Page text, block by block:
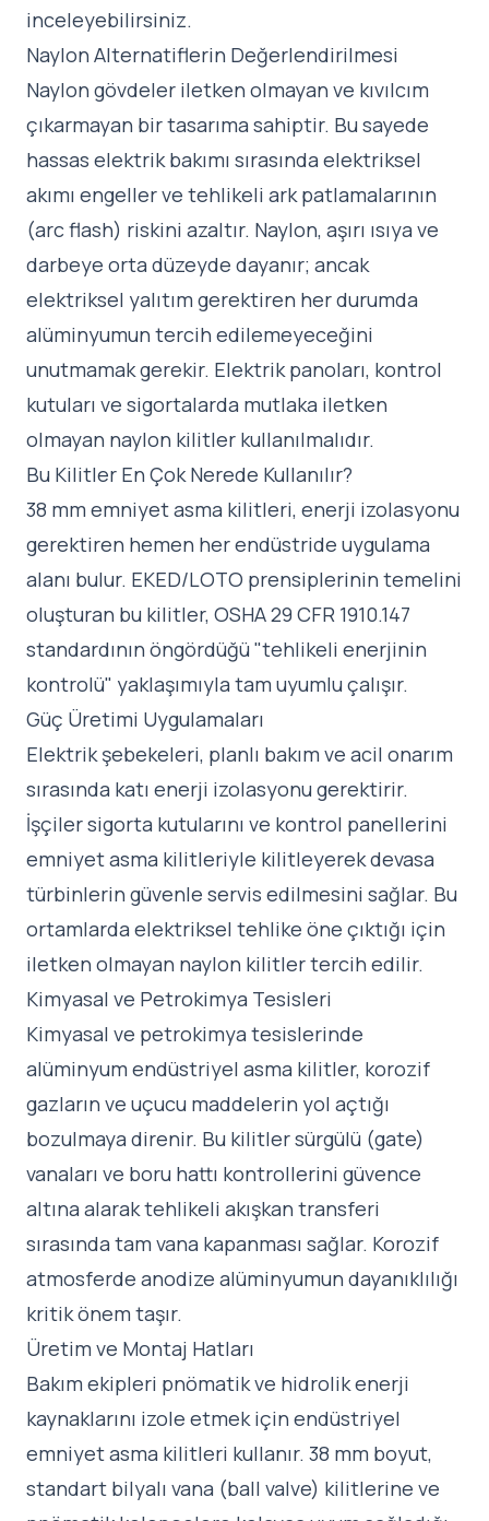
inceleyebilirsiniz.
Naylon Alternatiflerin Değerlendirilmesi
Naylon gövdeler iletken olmayan ve kıvılcım
çıkarmayan bir tasarıma sahiptir. Bu sayede
hassas elektrik bakımı sırasında elektriksel
akımı engeller ve tehlikeli ark patlamalarının
(arc flash) riskini azaltır. Naylon, aşırı ısıya ve
darbeye orta düzeyde dayanır; ancak
elektriksel yalıtım gerektiren her durumda
alüminyumun tercih edilemeyeceğini
unutmamak gerekir. Elektrik panoları, kontrol
kutuları ve sigortalarda mutlaka iletken
olmayan naylon kilitler kullanılmalıdır.
Bu Kilitler En Çok Nerede Kullanılır?
38 mm emniyet asma kilitleri, enerji izolasyonu
gerektiren hemen her endüstride uygulama
alanı bulur. EKED/LOTO prensiplerinin temelini
oluşturan bu kilitler, OSHA 29 CFR 1910.147
standardının öngördüğü "tehlikeli enerjinin
kontrolü" yaklaşımıyla tam uyumlu çalışır.
Güç Üretimi Uygulamaları
Elektrik şebekeleri, planlı bakım ve acil onarım
sırasında katı enerji izolasyonu gerektirir.
İşçiler sigorta kutularını ve kontrol panellerini
emniyet asma kilitleriyle kilitleyerek devasa
türbinlerin güvenle servis edilmesini sağlar. Bu
ortamlarda elektriksel tehlike öne çıktığı için
iletken olmayan naylon kilitler tercih edilir.
Kimyasal ve Petrokimya Tesisleri
Kimyasal ve petrokimya tesislerinde
alüminyum endüstriyel asma kilitler, korozif
gazların ve uçucu maddelerin yol açtığı
bozulmaya direnir. Bu kilitler sürgülü (gate)
vanaları ve boru hattı kontrollerini güvence
altına alarak tehlikeli akışkan transferi
sırasında tam vana kapanması sağlar. Korozif
atmosferde anodize alüminyumun dayanıklılığı
kritik önem taşır.
Üretim ve Montaj Hatları
Bakım ekipleri pnömatik ve hidrolik enerji
kaynaklarını izole etmek için endüstriyel
emniyet asma kilitleri kullanır. 38 mm boyut,
standart bilyalı vana (ball valve) kilitlerine ve